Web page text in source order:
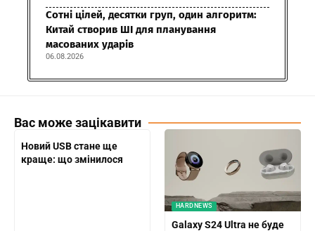
Сотні цілей, десятки груп, один алгоритм:
Китай створив ШІ для планування
масованих ударів
06.08.2026
Вас може зацікавити
Новий USB стане ще
краще: що змінилося
HARDNEWS
Galaxy S24 Ultra не буде